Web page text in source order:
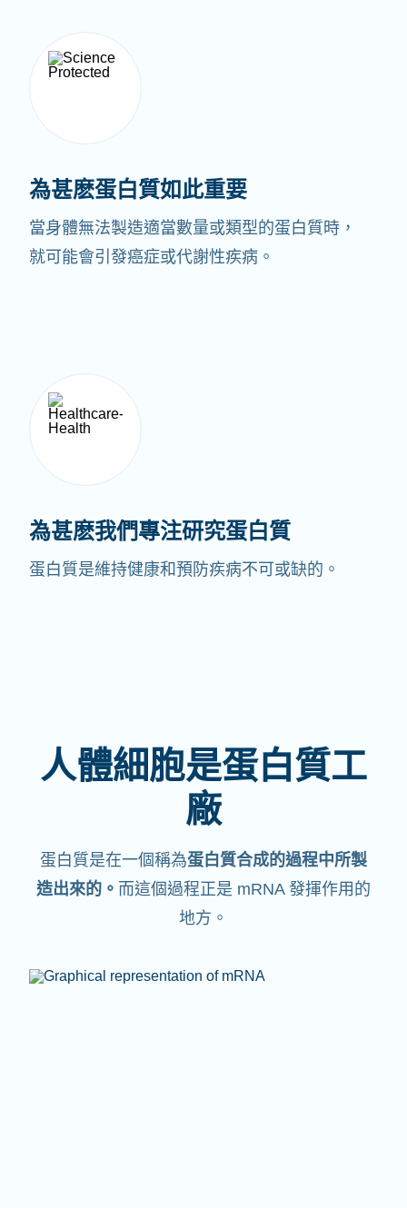
為甚麽蛋白質如此重要
當身體無法製造適當數量或類型的蛋白質時，
就可能會引發癌症或代謝性疾病。
為甚麽我們專注研究蛋白質
蛋白質是維持健康和預防疾病不可或缺的。
人體細胞是蛋白質工
廠
蛋白質是在一個稱為蛋白質合成的過程中所製
造出來的。 而這個過程正是 mRNA 發揮作用的
地方。